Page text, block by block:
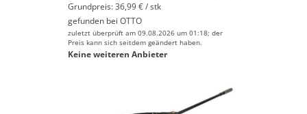
Grundpreis: 36,99 € / stk
gefunden bei OTTO
zuletzt überprüft am 09.08.2026 um 01:18; der
Preis kann sich seitdem geändert haben.
Keine weiteren Anbieter